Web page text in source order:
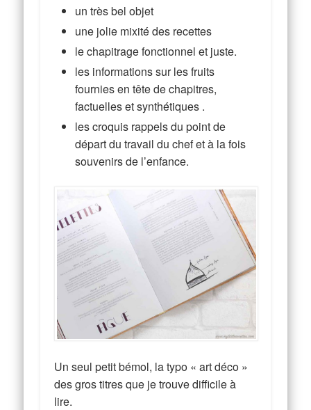
un très bel objet
une jolie mixité des recettes
le chapitrage fonctionnel et juste.
les informations sur les fruits
fournies en tête de chapitres,
factuelles et synthétiques .
les croquis rappels du point de
départ du travail du chef et à la fois
souvenirs de l’enfance.
Un seul petit bémol, la typo « art déco »
des gros titres que je trouve difficile à
lire.